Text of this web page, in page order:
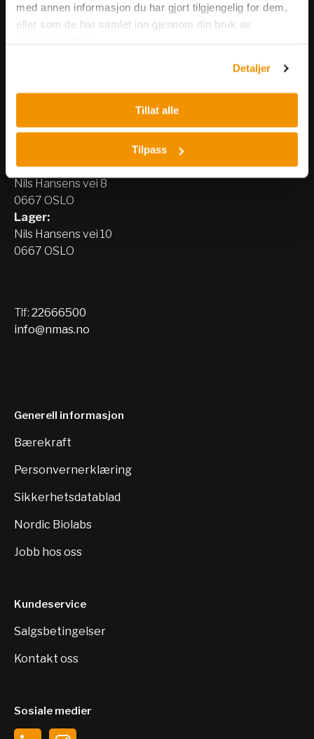
med annen informasjon du har gjort tilgjengelig for dem,
eller som de har samlet inn gjennom din bruk av
Detaljer
Tillat alle
Tilpass
Meld på nyhetsbrev
Nerliens Meszansky AS
Besøksadresse:
Nils Hansens vei 8
0667 OSLO
Lager:
Nils Hansens vei 10
0667 OSLO
Tlf: 22666500
info@nmas.no
Generell informasjon
Bærekraft
Personvernerklæring
Sikkerhetsdatablad
Nordic Biolabs
Jobb hos oss
Kundeservice
Salgsbetingelser
Kontakt oss
Sosiale medier